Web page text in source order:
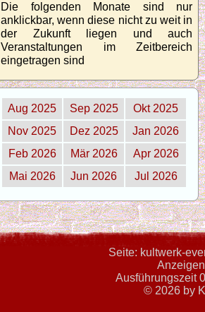
Die folgenden Monate sind nur
anklickbar, wenn diese nicht zu weit in
der Zukunft liegen und auch
Veranstaltungen im Zeitbereich
eingetragen sind
Aug 2025 Sep 2025
Okt 2025
Nov 2025
Dez 2025
Jan 2026
Feb 2026
Mär 2026
Apr 2026
Mai 2026
Jun 2026 Jul 2026
Seite: kultwerk-
Ausführungszeit
© 2026 by